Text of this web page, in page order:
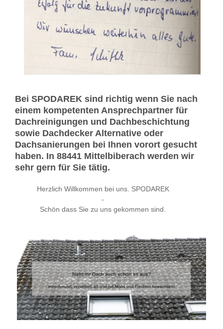
Bei SPODAREK sind richtig wenn Sie nach
einem kompetenten Ansprechpartner für
Dachreinigungen und Dachbeschichtung
sowie Dachdecker Alternative oder
Dachsanierungen bei Ihnen vorort gesucht
haben. In 88441 Mittelbiberach werden wir
sehr gern für Sie tätig.
Herzlich Willkommen bei uns. SPODAREK
-
Schön dass Sie zu uns gekommen sind.